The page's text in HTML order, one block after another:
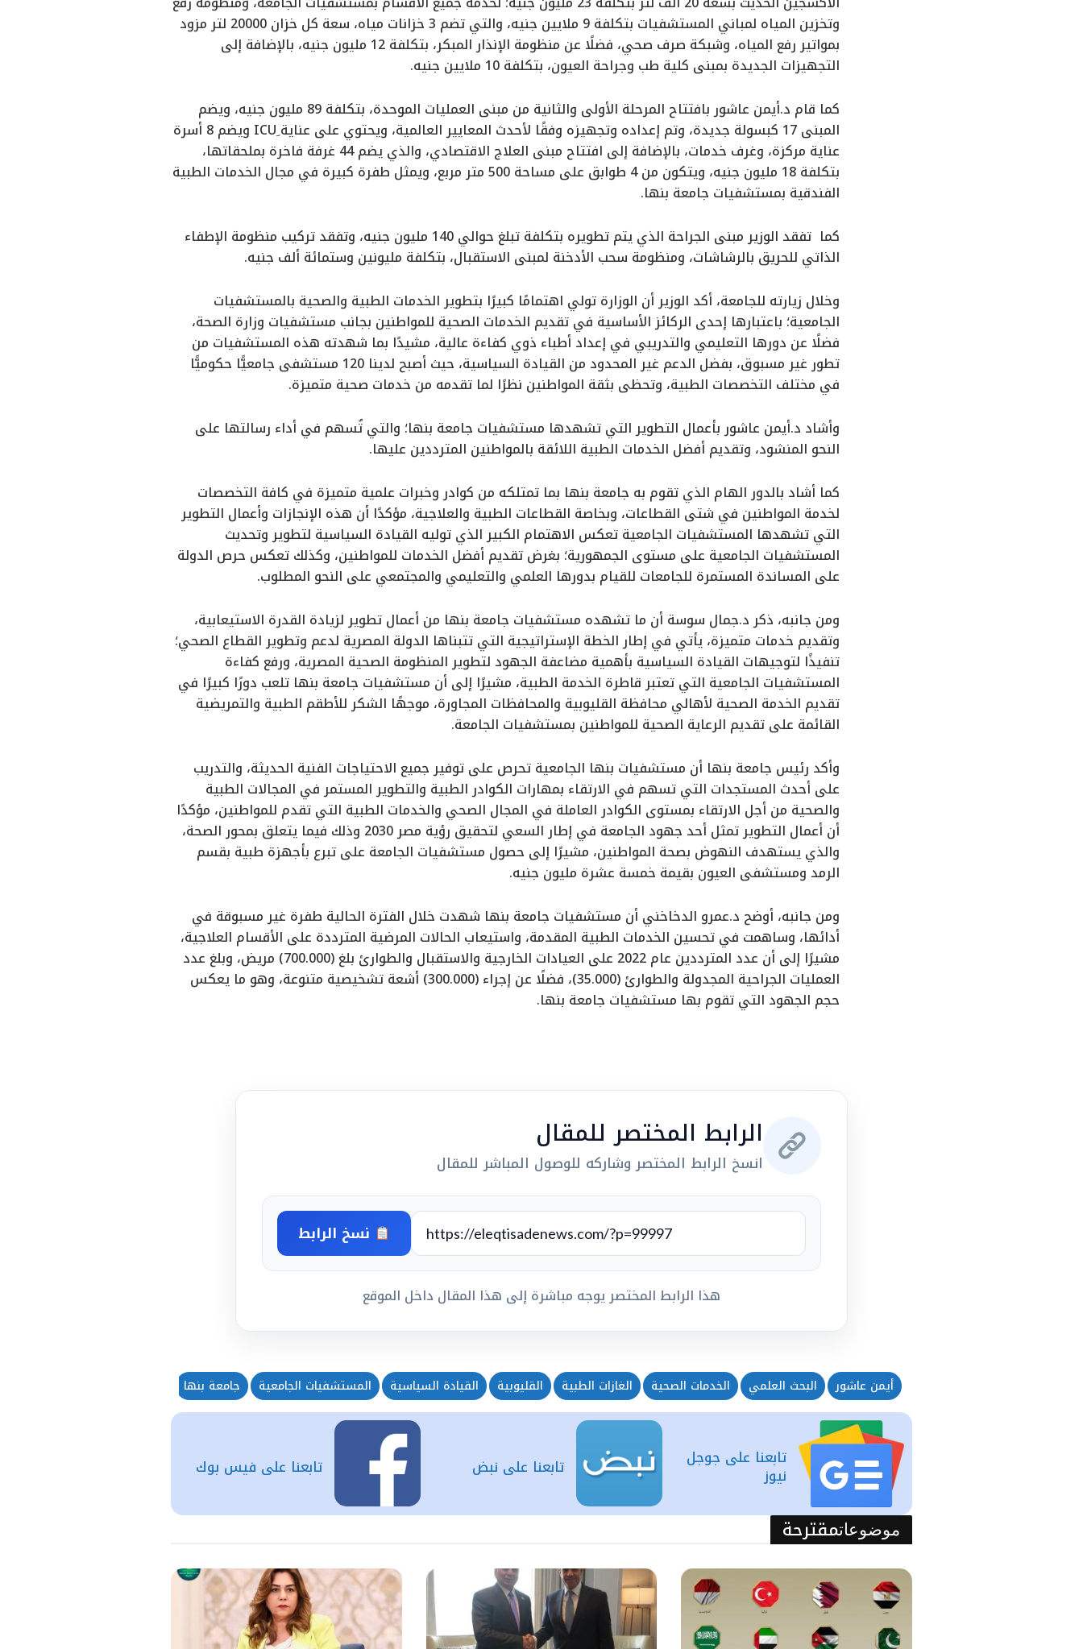
وتخزين المياه لمباني المستشفيات بتكلفة 9 ملايين جنيه، والتي تضم 3 خزانات مياه، سعة كل خزان 20000 لتر مزود
بمواتير رفع المياه، وشبكة صرف صحي، فضلًا عن منظومة الإنذار المبكر، بتكلفة 12 مليون جنيه، بالإضافة إلى
التجهيزات الجديدة بمبنى كلية طب وجراحة العيون، بتكلفة 10 ملايين جنيه.
كما قام د.أيمن عاشور بافتتاح المرحلة الأولى والثانية من مبنى العمليات الموحدة، بتكلفة 89 مليون جنيه، ويضم
المبنى 17 كبسولة جديدة، وتم إعداده وتجهيزه وفقًا لأحدث المعايير العالمية، ويحتوي على عناية ِICU ويضم 8 أسرة
عناية مركزة، وغرف خدمات، بالإضافة إلى افتتاح مبنى العلاج الاقتصادي، والذي يضم 44 غرفة فاخرة بملحقاتها،
بتكلفة 18 مليون جنيه، ويتكون من 4 طوابق على مساحة 500 متر مربع، ويمثل طفرة كبيرة في مجال الخدمات الطبية
الفندقية بمستشفيات جامعة بنها.
كما تفقد الوزير مبنى الجراحة الذي يتم تطويره بتكلفة تبلغ حوالي 140 مليون جنيه، وتفقد تركيب منظومة الإطفاء
الذاتي للحريق بالرشاشات، ومنظومة سحب الأدخنة لمبنى الاستقبال، بتكلفة مليونين وستمائة ألف جنيه.
وخلال زيارته للجامعة، أكد الوزير أن الوزارة تولي اهتمامًا كبيرًا بتطوير الخدمات الطبية والصحية بالمستشفيات
الجامعية؛ باعتبارها إحدى الركائز الأساسية في تقديم الخدمات الصحية للمواطنين بجانب مستشفيات وزارة الصحة،
فضلًا عن دورها التعليمي والتدريبي في إعداد أطباء ذوي كفاءة عالية، مشيدًا بما شهدته هذه المستشفيات من
تطور غير مسبوق، بفضل الدعم غير المحدود من القيادة السياسية، حيث أصبح لدينا 120 مستشفى جامعيًّا حكوميًّا
في مختلف التخصصات الطبية، وتحظى بثقة المواطنين نظرًا لما تقدمه من خدمات صحية متميزة.
وأشاد د.أيمن عاشور بأعمال التطوير التي تشهدها مستشفيات جامعة بنها؛ والتي تُسهم في أداء رسالتها على
النحو المنشود، وتقديم أفضل الخدمات الطبية اللائقة بالمواطنين المترددين عليها.
كما أشاد بالدور الهام الذي تقوم به جامعة بنها بما تمتلكه من كوادر وخبرات علمية متميزة في كافة التخصصات
لخدمة المواطنين في شتى القطاعات، وبخاصة القطاعات الطبية والعلاجية، مؤكدًا أن هذه الإنجازات وأعمال التطوير
التي تشهدها المستشفيات الجامعية تعكس الاهتمام الكبير الذي توليه القيادة السياسية لتطوير وتحديث
المستشفيات الجامعية على مستوى الجمهورية؛ بغرض تقديم أفضل الخدمات للمواطنين، وكذلك تعكس حرص الدولة
على المساندة المستمرة للجامعات للقيام بدورها العلمي والتعليمي والمجتمعي على النحو المطلوب.
ومن جانبه، ذكر د.جمال سوسة أن ما تشهده مستشفيات جامعة بنها من أعمال تطوير لزيادة القدرة الاستيعابية،
وتقديم خدمات متميزة، يأتي في إطار الخطة الإستراتيجية التي تتبناها الدولة المصرية لدعم وتطوير القطاع الصحي؛
تنفيذًا لتوجيهات القيادة السياسية بأهمية مضاعفة الجهود لتطوير المنظومة الصحية المصرية، ورفع كفاءة
المستشفيات الجامعية التي تعتبر قاطرة الخدمة الطبية، مشيرًا إلى أن مستشفيات جامعة بنها تلعب دورًا كبيرًا في
تقديم الخدمة الصحية لأهالي محافظة القليوبية والمحافظات المجاورة، موجهًا الشكر للأطقم الطبية والتمريضية
القائمة على تقديم الرعاية الصحية للمواطنين بمستشفيات الجامعة.
وأكد رئيس جامعة بنها أن مستشفيات بنها الجامعية تحرص على توفير جميع الاحتياجات الفنية الحديثة، والتدريب
على أحدث المستجدات التي تسهم في الارتقاء بمهارات الكوادر الطبية والتطوير المستمر في المجالات الطبية
والصحية من أجل الارتقاء بمستوى الكوادر العاملة في المجال الصحي والخدمات الطبية التي تقدم للمواطنين، مؤكدًا
أن أعمال التطوير تمثل أحد جهود الجامعة في إطار السعي لتحقيق رؤية مصر 2030 وذلك فيما يتعلق بمحور الصحة،
والذي يستهدف النهوض بصحة المواطنين، مشيرًا إلى حصول مستشفيات الجامعة على تبرع بأجهزة طبية بقسم
الرمد ومستشفى العيون بقيمة خمسة عشرة مليون جنيه.
ومن جانبه، أوضح د.عمرو الدخاخني أن مستشفيات جامعة بنها شهدت خلال الفترة الحالية طفرة غير مسبوقة في
أدائها، وساهمت في تحسين الخدمات الطبية المقدمة، واستيعاب الحالات المرضية المترددة على الأقسام العلاجية،
مشيرًا إلى أن عدد المترددين عام 2022 على العيادات الخارجية والاستقبال والطوارئ بلغ (700.000) مريض، وبلغ عدد
العمليات الجراحية المجدولة والطوارئ (35.000)، فضلًا عن إجراء (300.000) أشعة تشخيصية متنوعة، وهو ما يعكس
حجم الجهود التي تقوم بها مستشفيات جامعة بنها.
الرابط المختصر للمقال
انسخ الرابط المختصر وشاركه للوصول المباشر للمقال
نسخ الرابط
هذا الرابط المختصر يوجه مباشرة إلى هذا المقال داخل الموقع
أيمن عاشور البحث العلمي الخدمات الصحية الغازات الطبية القليوبية القيادة السياسية المستشفيات الجامعية جامعة بنها
تابعنا على فيس بوك تابعنا على نبض تابعنا على جوجل
نيوز
موضوعاتمقترحة